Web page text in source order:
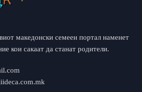
македонски семеен портал наменет
кои сакаат да станат родители.